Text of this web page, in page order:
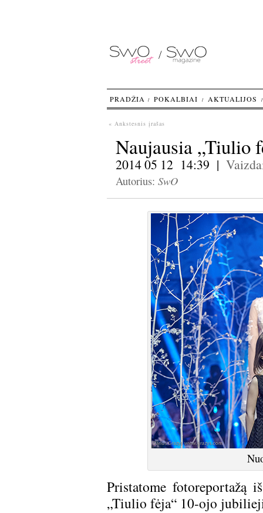
« Ankstesnis įrašas
Naujausia „Tiulio
2014 05 12 14:39 |
Autorius: SwO
Pristatome fotoreportažą
„Tiulio fėja“ 10-ojo
PRADŽIA POKALBIAI AKTUALIJOS